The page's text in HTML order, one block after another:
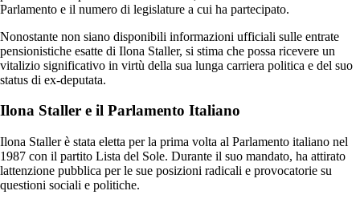
Parlamento e il numero di legislature a cui ha partecipato.
Nonostante non siano disponibili informazioni ufficiali sulle entrate
pensionistiche esatte di Ilona Staller, si stima che possa ricevere un
vitalizio significativo in virtù della sua lunga carriera politica e del suo
status di ex-deputata.
Ilona Staller e il Parlamento Italiano
Ilona Staller è stata eletta per la prima volta al Parlamento italiano nel
1987 con il partito Lista del Sole. Durante il suo mandato, ha attirato
lattenzione pubblica per le sue posizioni radicali e provocatorie su
questioni sociali e politiche.